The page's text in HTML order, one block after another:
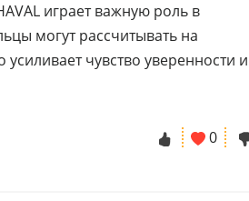
играет важную роль в
могут рассчитывать на
чувство уверенности и
0